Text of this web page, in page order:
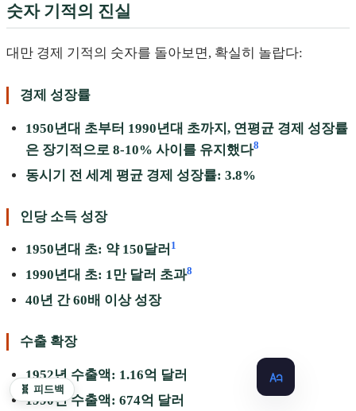
숫자 기적의 진실
대만 경제 기적의 숫자를 돌아보면, 확실히 놀랍다:
경제 성장률
1950년대 초부터 1990년대 초까지, 연평균 경제 성장률
은 장기적으로 8-10% 사이를 유지했다8
동시기 전 세계 평균 경제 성장률: 3.8%
인당 소득 성장
1950년대 초: 약 150달러 1
1990년대 초: 1만 달러 초과8
40년 간 60배 이상 성장
수출 확장
1952년 수출액: 1.16억 달러
1990년 수출액: 674억 달러
🧬 피드백